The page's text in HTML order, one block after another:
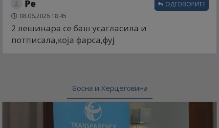
Ре
08.06.2026 18:45
2 лешинара се баш усагласила и
потписала,која фарса,фуј
ОДГОВОРИТЕ
Босна и Херцеговина